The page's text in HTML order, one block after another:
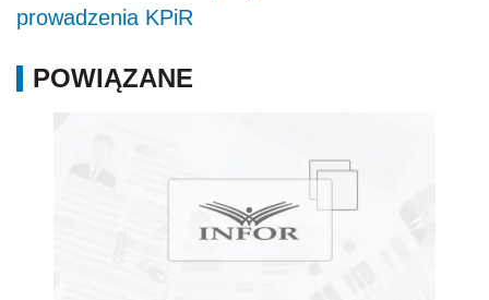
prowadzenia KPiR
POWIĄZANE